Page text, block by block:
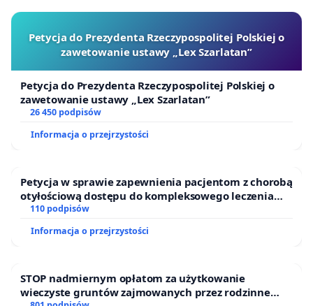
Petycja do Prezydenta Rzeczypospolitej Polskiej o
zawetowanie ustawy „Lex Szarlatan”
Petycja do Prezydenta Rzeczypospolitej Polskiej o
zawetowanie ustawy „Lex Szarlatan”
26 450 podpisów
Informacja o przejrzystości
Petycja w sprawie zapewnienia pacjentom z chorobą
otyłościową dostępu do kompleksowego leczenia
oraz programów profilaktycznych.
110 podpisów
Informacja o przejrzystości
STOP nadmiernym opłatom za użytkowanie
wieczyste gruntów zajmowanych przez rodzinne